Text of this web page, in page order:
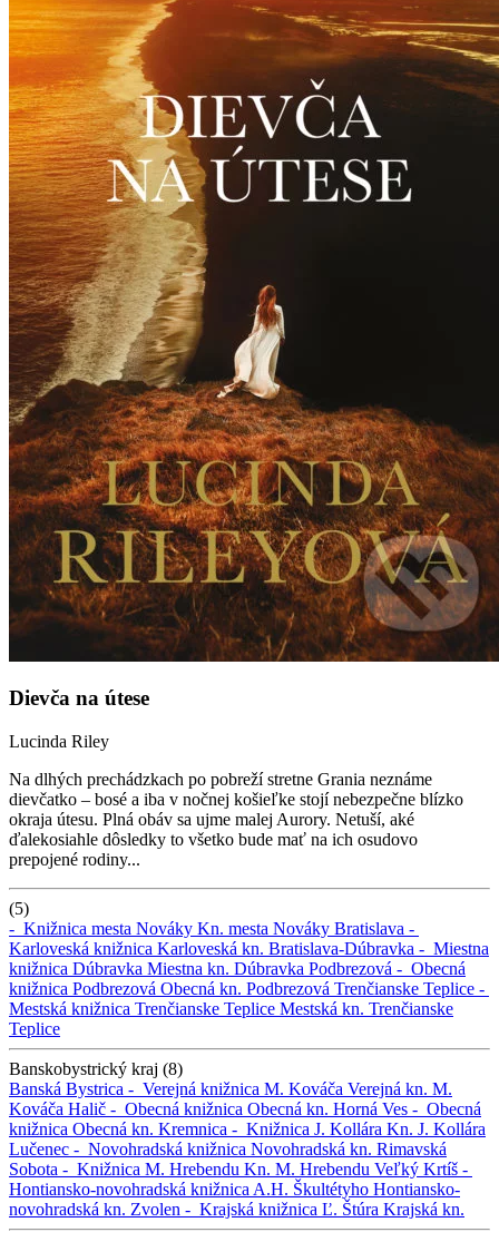
Dievča na útese
Lucinda Riley
Na dlhých prechádzkach po pobreží stretne Grania neznáme
dievčatko – bosé a iba v nočnej košieľke stojí nebezpečne blízko
okraja útesu. Plná obáv sa ujme malej Aurory. Netuší, aké
ďalekosiahle dôsledky to všetko bude mať na ich osudovo
prepojené rodiny...
(5)
- Knižnica mesta Nováky Kn. mesta Nováky Bratislava -
Karloveská knižnica Karloveská kn. Bratislava-Dúbravka - Miestna
knižnica Dúbravka Miestna kn. Dúbravka Podbrezová - Obecná
knižnica Podbrezová Obecná kn. Podbrezová Trenčianske Teplice -
Mestská knižnica Trenčianske Teplice Mestská kn. Trenčianske
Teplice
Banskobystrický kraj (8)
Banská Bystrica - Verejná knižnica M. Kováča Verejná kn. M.
Kováča Halič - Obecná knižnica Obecná kn. Horná Ves - Obecná
knižnica Obecná kn. Kremnica - Knižnica J. Kollára Kn. J. Kollára
Lučenec - Novohradská knižnica Novohradská kn. Rimavská
Sobota - Knižnica M. Hrebendu Kn. M. Hrebendu Veľký Krtíš -
Hontiansko-novohradská knižnica A.H. Škultétyho Hontiansko-
novohradská kn. Zvolen - Krajská knižnica Ľ. Štúra Krajská kn.